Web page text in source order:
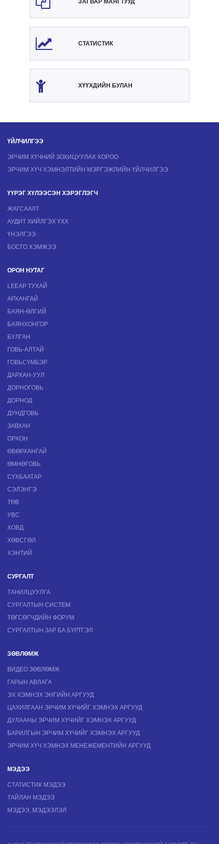
ЗАГВАР МАЯГТУУД
СТАТИСТИК
ХҮҮХДИЙН БУЛАН
ҮЙЛЧИЛГЭЭ
ЭРЧИМ ХҮЧНИЙ ЗОХИЦУУЛАХ ХОРОО
ЭРЧИМ ХҮЧ ХЭМНЭЛТИЙН МЭРГЭЖЛИЙН ҮЙЛЧИЛГЭЭ
ҮҮРЭГ ХҮЛЭЭСЭН ХЭРЭГЛЭГЧ
ЖАГСААЛТ
АУДИТ ХИЙЛГЭХ ҮХХ
ҮНЭЛГЭЭ
БОСГО ХЭМЖЭЭ
ОРОН НУТАГ
LEEAP ТУХАЙ
АРХАНГАЙ
БАЯН-ӨЛГИЙ
БАЯНХОНГОР
БУЛГАН
ГОВЬ-АЛТАЙ
ГОВЬСҮМБЭР
ДАРХАН-УУЛ
ДОРНОГОВЬ
ДОРНОД
ДУНДГОВЬ
ЗАВХАН
ОРХОН
ӨВӨРХАНГАЙ
ӨМНӨГОВЬ
СҮХБААТАР
СЭЛЭНГЭ
ТӨВ
УВС
ХОВД
ХӨВСГӨЛ
ХЭНТИЙ
СУРГАЛТ
ТАНИЛЦУУЛГА
СУРГАЛТЫН СИСТЕМ
ТӨГСӨГЧДИЙН ФОРУМ
СУРГАЛТЫН ЗАР БА БҮРТГЭЛ
ЗӨВЛӨМЖ
ВИДЕО ЗӨВЛӨМЖ
ГАРЫН АВЛАГА
ЭХ ХЭМНЭХ ЭНГИЙН АРГУУД
ЦАХИЛГААН ЭРЧИМ ХҮЧИЙГ ХЭМНЭХ АРГУУД
ДУЛААНЫ ЭРЧИМ ХҮЧИЙГ ХЭМНЭХ АРГУУД
БАРИЛГЫН ЭРЧИМ ХҮЧИЙГ ХЭМНЭХ АРГУУД
ЭРЧИМ ХҮЧ ХЭМНЭХ МЕНЕЖЕМЕНТИЙН АРГУУД
МЭДЭЭ
СТАТИСТИК МЭДЭЭ
ТАЙЛАН МЭДЭЭ
МЭДЭЭ, МЭДЭЭЛЭЛ